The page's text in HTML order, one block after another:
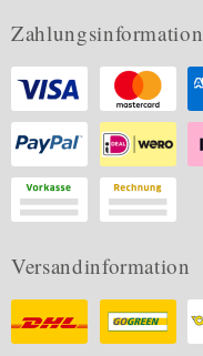
Zahlungsinformation
Versandinformation